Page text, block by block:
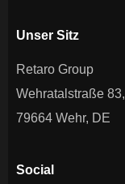
Unser Sitz
Retaro Group
Wehratalstraße 83,
79664 Wehr, DE
Social